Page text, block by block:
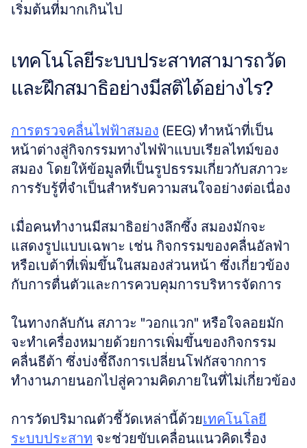
เริ่มต้นที่มากเกินไป
เทคโนโลยีระบบประสาทสามารถวัด
และฝึกสมาธิอย่างมีสติได้อย่างไร?
การตรวจคลื่นไฟฟ้าสมอง (EEG) ทำหน้าที่เป็น
หน้าต่างสู่กิจกรรมทางไฟฟ้าแบบเรียลไทม์ของ
สมอง โดยให้ข้อมูลที่เป็นรูปธรรมเกี่ยวกับสภาวะ
การรับรู้ที่จำเป็นสำหรับความสนใจอย่างต่อเนื่อง
เมื่อคนทำงานมีสมาธิอย่างลึกซึ้ง สมองมักจะ
แสดงรูปแบบเฉพาะ เช่น กิจกรรมของคลื่นอัลฟ่า
หรือเบต้าที่เพิ่มขึ้นในสมองส่วนหน้า ซึ่งเกี่ยวข้อง
กับการตื่นตัวและการควบคุมการบริหารจัดการ
ในทางกลับกัน สภาวะ "วอกแวก" หรือใจลอยมัก
จะทำเครื่องหมายด้วยการเพิ่มขึ้นของกิจกรรม
คลื่นธีต้า ซึ่งบ่งชี้ถึงการเปลี่ยนโฟกัสจากการ
การวัดปริมาณตัวชี้วัดเหล่านี้ด้วยเทคโนโลยี
ระบบประสาท จะช่วยขับเคลื่อนแนวคิดเรื่อง